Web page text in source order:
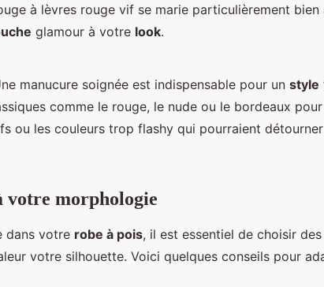
à lèvres rouge vif se marie particulièrement bien
glamour à votre look.
manucure soignée est indispensable pour un style
comme le rouge, le nude ou le bordeaux
ou les couleurs trop flashy qui pourraient détourner
votre morphologie
dans votre robe à pois, il est essentiel de choisir
votre silhouette. Voici quelques conseils pour